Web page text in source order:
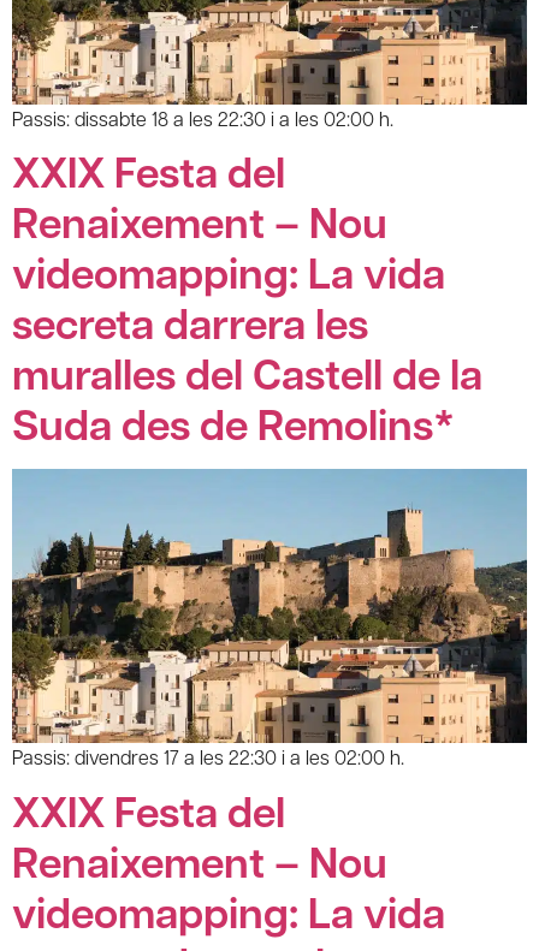
Passis: dissabte 18 a les 22:30 i a les 02:00 h.
XXIX Festa del
Renaixement – Nou
videomapping: La vida
secreta darrera les
muralles del Castell de la
Suda des de Remolins*
Passis: divendres 17 a les 22:30 i a les 02:00 h.
XXIX Festa del
Renaixement – Nou
videomapping: La vida